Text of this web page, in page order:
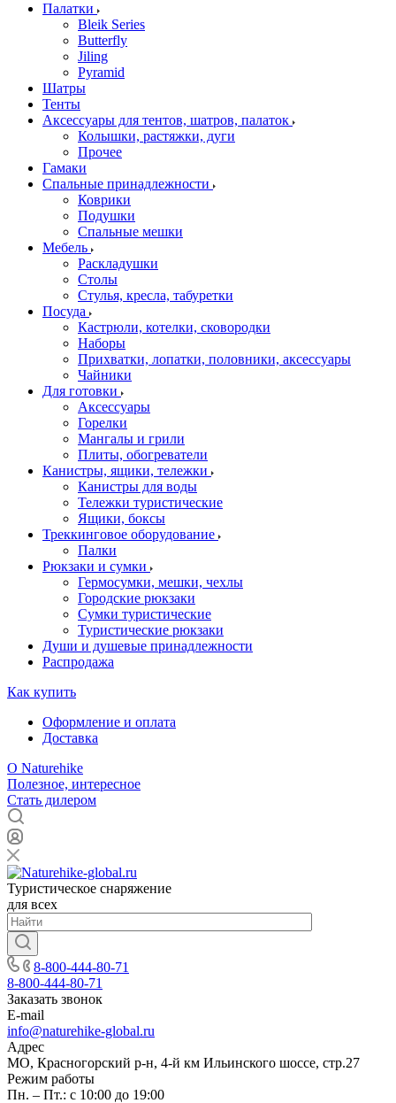
Палатки
Bleik Series
Butterfly
Jiling
Pyramid
Шатры
Тенты
Аксессуары для тентов, шатров, палаток
Колышки, растяжки, дуги
Прочее
Гамаки
Спальные принадлежности
Коврики
Подушки
Спальные мешки
Мебель
Раскладушки
Столы
Стулья, кресла, табуретки
Посуда
Кастрюли, котелки, сковородки
Наборы
Прихватки, лопатки, половники, аксессуары
Чайники
Для готовки
Аксессуары
Горелки
Мангалы и грили
Плиты, обогреватели
Канистры, ящики, тележки
Канистры для воды
Тележки туристические
Ящики, боксы
Треккинговое оборудование
Палки
Рюкзаки и сумки
Гермосумки, мешки, чехлы
Городские рюкзаки
Сумки туристические
Туристические рюкзаки
Души и душевые принадлежности
Распродажа
Как купить
Оформление и оплата
Доставка
О Naturehike
Полезное, интересное
Стать дилером
Туристическое снаряжение
для всех
8-800-444-80-71
8-800-444-80-71
Заказать звонок
E-mail
info@naturehike-global.ru
Адрес
МО, Красногорский р-н, 4-й км Ильинского шоссе, стр.27
Режим работы
Пн. – Пт.: с 10:00 до 19:00